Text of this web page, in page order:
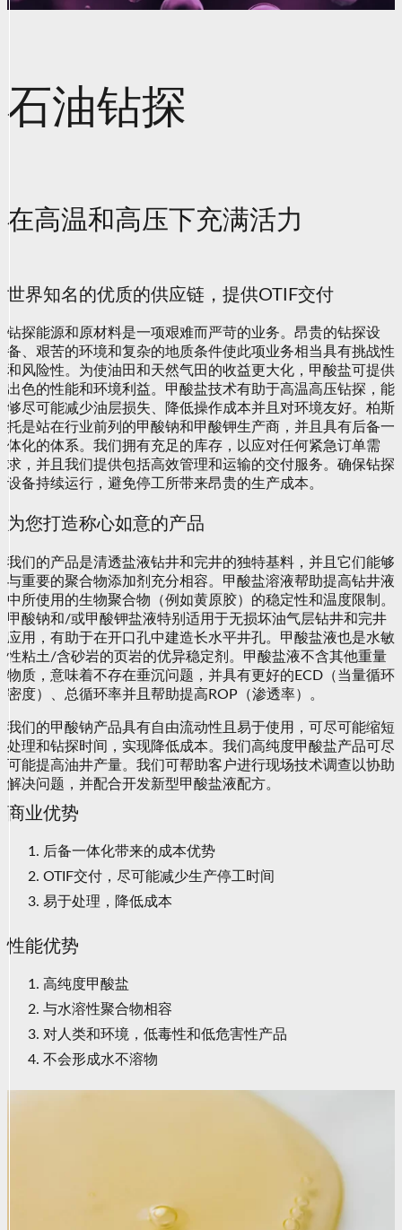
石油钻探
在高温和高压下充满活力
世界知名的优质的供应链，提供OTIF交付
钻探能源和原材料是一项艰难而严苛的业务。昂贵的钻探设
备、艰苦的环境和复杂的地质条件使此项业务相当具有挑战性
和风险性。为使油田和天然气田的收益更大化，甲酸盐可提供
出色的性能和环境利益。甲酸盐技术有助于高温高压钻探，能
够尽可能减少油层损失、降低操作成本并且对环境友好。柏斯
托是站在行业前列的甲酸钠和甲酸钾生产商，并且具有后备一
体化的体系。我们拥有充足的库存，以应对任何紧急订单需
求，并且我们提供包括高效管理和运输的交付服务。确保钻探
设备持续运行，避免停工所带来昂贵的生产成本。
为您打造称心如意的产品
我们的产品是清透盐液钻井和完井的独特基料，并且它们能够
与重要的聚合物添加剂充分相容。甲酸盐溶液帮助提高钻井液
中所使用的生物聚合物（例如黄原胶）的稳定性和温度限制。
甲酸钠和/或甲酸钾盐液特别适用于无损坏油气层钻井和完井
应用，有助于在开口孔中建造长水平井孔。甲酸盐液也是水敏
性粘土/含砂岩的页岩的优异稳定剂。甲酸盐液不含其他重量
物质，意味着不存在垂沉问题，并具有更好的ECD（当量循环
密度）、总循环率并且帮助提高ROP（渗透率）。
我们的甲酸钠产品具有自由流动性且易于使用，可尽可能缩短
处理和钻探时间，实现降低成本。我们高纯度甲酸盐产品可尽
可能提高油井产量。我们可帮助客户进行现场技术调查以协助
解决问题，并配合开发新型甲酸盐液配方。
商业优势
后备一体化带来的成本优势
OTIF交付，尽可能减少生产停工时间
易于处理，降低成本
性能优势
高纯度甲酸盐
与水溶性聚合物相容
对人类和环境，低毒性和低危害性产品
不会形成水不溶物